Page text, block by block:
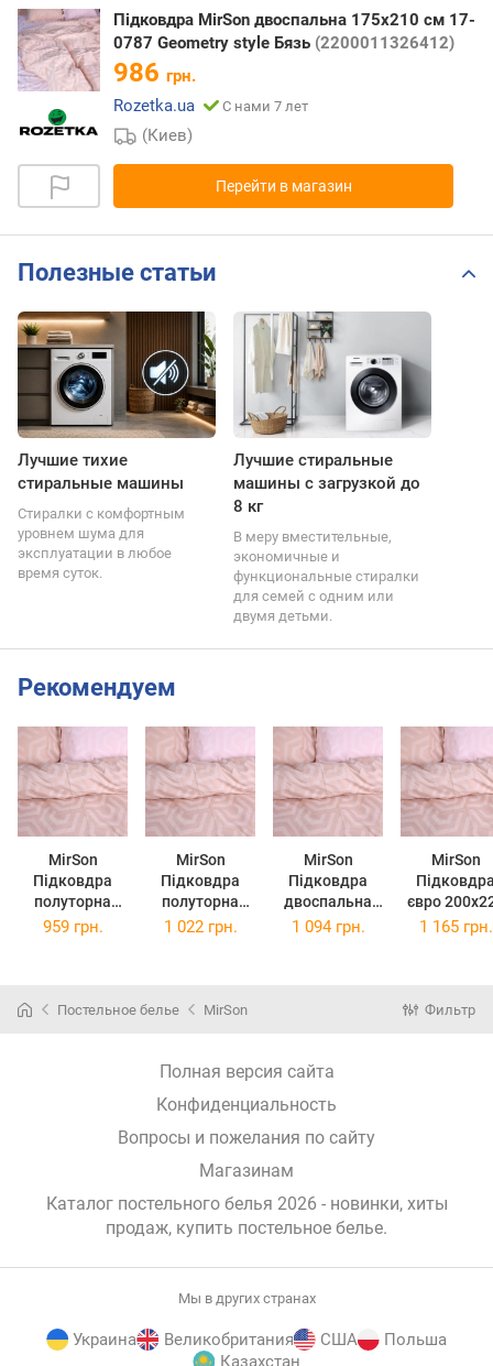
Підковдра MirSon двоспальна 175x210 см 17-
0787 Geometry style Бязь (2200011326412)
986 грн.
Rozetka.ua
С нами 7 лет
(Киев)
Перейти в магазин
Полезные статьи
Лучшие тихие
стиральные машины
Стиралки с комфортным
уровнем шума для
эксплуатации в любое
время суток.
Лучшие стиральные
машины с загрузкой до
8 кг
В меру вместительные,
экономичные и
функциональные стиралки
для семей с одним или
двумя детьми.
Рекомендуем
MirSon
Підковдра
полуторна
143x210 см 17-
MirSon
Підковдра
полуторна
євро 160x220
MirSon
Підковдра
двоспальна
175x210 см 17-
MirSon
євро
см 17-
959 грн. 1 022 грн. 1 094 грн. 1 165 грн.
Постельное белье MirSon Фильтр
Полная версия сайта
Конфиденциальность
Вопросы и пожелания по сайту
Магазинам
Каталог постельного белья 2026 - новинки, хиты
продаж, купить постельное белье.
Мы в других странах
Украина Великобритания США
Польша
Казахстан